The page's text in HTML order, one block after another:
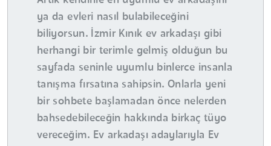
ya da evleri nasıl bulabileceğini
biliyorsun. İzmir Kınık ev arkadaşı gibi
herhangi bir terimle gelmiş olduğun bu
sayfada seninle uyumlu binlerce insanla
tanışma fırsatına sahipsin. Onlarla yeni
bir sohbete başlamadan önce nelerden
bahsedebileceğin hakkında birkaç tüyo
vereceğim. Ev arkadaşı adaylarıyla Ev